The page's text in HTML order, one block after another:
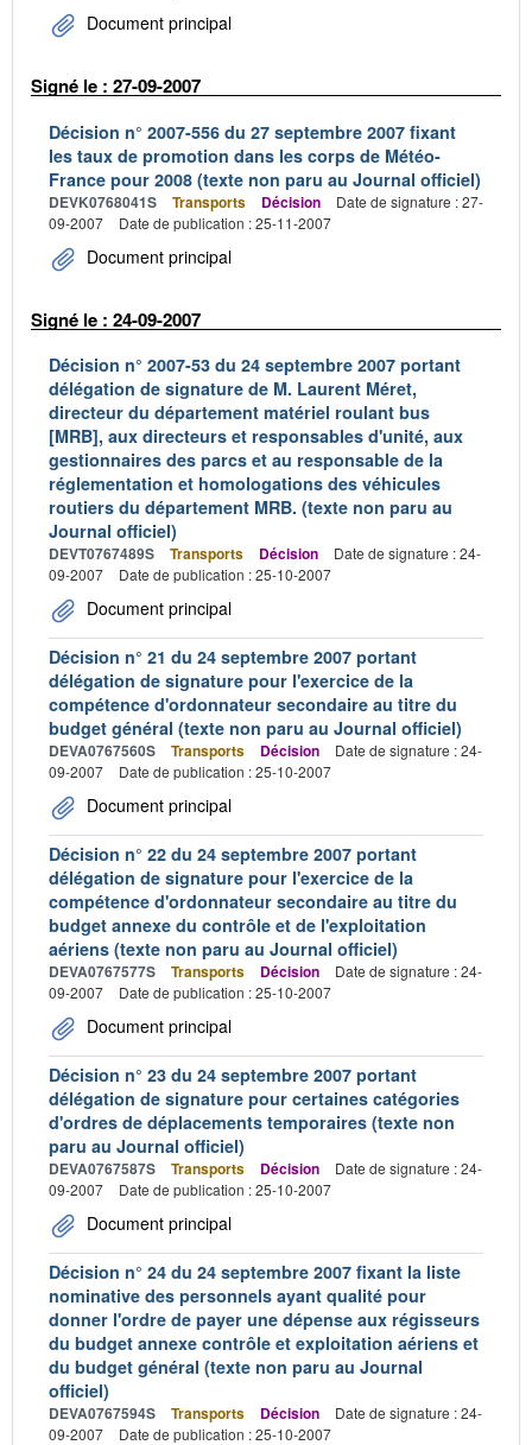
Document principal
Signé le : 27-09-2007
Décision n° 2007-556 du 27 septembre 2007 fixant
les taux de promotion dans les corps de Météo-
France pour 2008 (texte non paru au Journal officiel)
DEVK0768041S Transports Décision
Date de signature : 27-
09-2007
Date de publication : 25-11-2007
Document principal
Signé le : 24-09-2007
Décision n° 2007-53 du 24 septembre 2007 portant
délégation de signature de M. Laurent Méret,
directeur du département matériel roulant bus
[MRB], aux directeurs et responsables d'unité, aux
gestionnaires des parcs et au responsable de la
réglementation et homologations des véhicules
routiers du département MRB. (texte non paru au
Journal officiel)
DEVT0767489S Transports Décision
Date de signature : 24-
09-2007
Date de publication : 25-10-2007
Document principal
Décision n° 21 du 24 septembre 2007 portant
délégation de signature pour l'exercice de la
compétence d'ordonnateur secondaire au titre du
budget général (texte non paru au Journal officiel)
DEVA0767560S Transports Décision
Date de signature : 24-
09-2007
Date de publication : 25-10-2007
Document principal
Décision n° 22 du 24 septembre 2007 portant
délégation de signature pour l'exercice de la
compétence d'ordonnateur secondaire au titre du
budget annexe du contrôle et de l'exploitation
aériens (texte non paru au Journal officiel)
DEVA0767577S Transports Décision
Date de signature : 24-
09-2007
Date de publication : 25-10-2007
Document principal
Décision n° 23 du 24 septembre 2007 portant
délégation de signature pour certaines catégories
d'ordres de déplacements temporaires (texte non
paru au Journal officiel)
DEVA0767587S Transports Décision
Date de signature : 24-
09-2007
Date de publication : 25-10-2007
Document principal
Décision n° 24 du 24 septembre 2007 fixant la liste
nominative des personnels ayant qualité pour
donner l'ordre de payer une dépense aux régisseurs
du budget annexe contrôle et exploitation aériens et
du budget général (texte non paru au Journal
officiel)
DEVA0767594S Transports Décision
Date de signature : 24-
09-2007
Date de publication : 25-10-2007